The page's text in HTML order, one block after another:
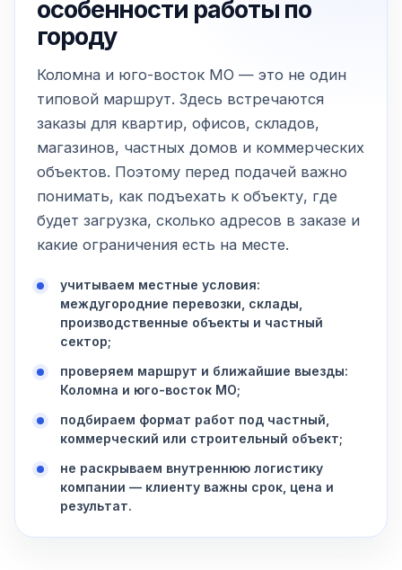
особенности работы по
городу
Коломна и юго-восток МО — это не один
типовой маршрут. Здесь встречаются
заказы для квартир, офисов, складов,
магазинов, частных домов и коммерческих
объектов. Поэтому перед подачей важно
понимать, как подъехать к объекту, где
будет загрузка, сколько адресов в заказе и
какие ограничения есть на месте.
учитываем местные условия:
междугородние перевозки, склады,
производственные объекты и частный
сектор;
проверяем маршрут и ближайшие выезды:
Коломна и юго-восток МО;
подбираем формат работ под частный,
коммерческий или строительный объект;
не раскрываем внутреннюю логистику
компании — клиенту важны срок, цена и
результат.